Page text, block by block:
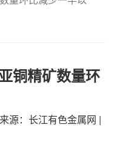
铜精矿数量环
源：长江有色金属网 |